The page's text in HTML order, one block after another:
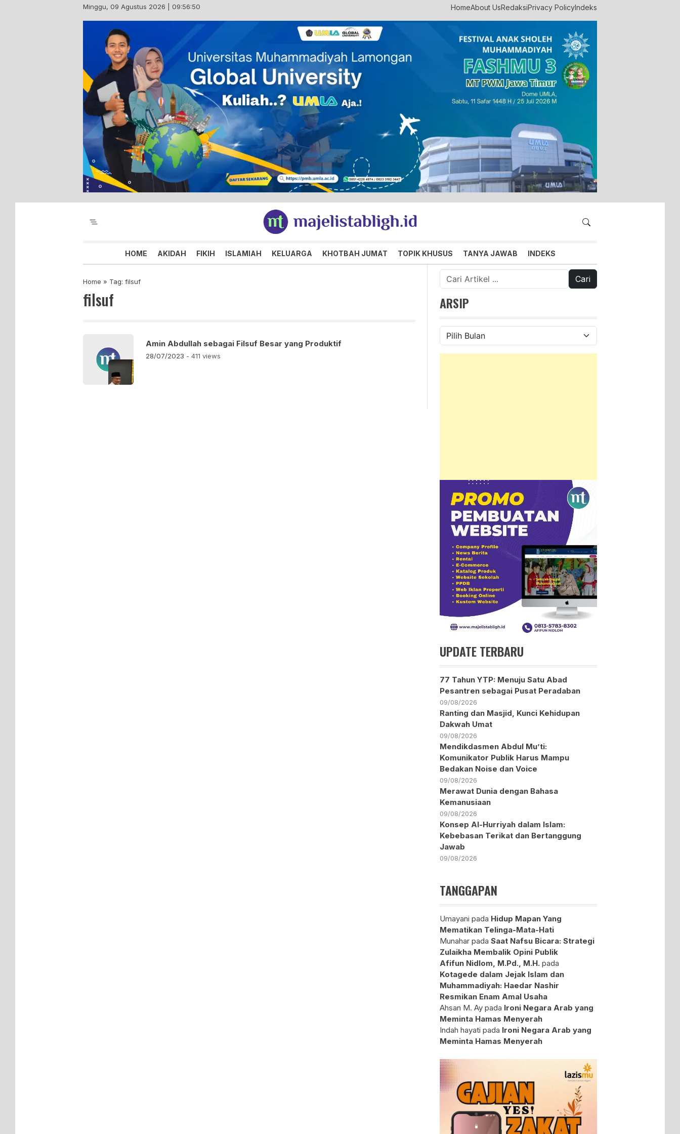
Minggu, 09 Agustus 2026 | 09:56:51 HomeAbout UsRedaksiPrivacy PolicyIndeks
Majelis Tabligh Muhammadiyah
Syiar Dakwah Islam Berkemajuan dan Menggembirakan
HOME AKIDAH FIKIH ISLAMIAH KELUARGA KHOTBAH JUMAT TOPIK KHUSUS TANYA JAWAB INDEKS
Home » Tag: filsuf
filsuf
Amin Abdullah sebagai Filsuf Besar yang Produktif
28/07/2023 - 411 views
Cari
untuk:
ARSIP
Arsip
UPDATE TERBARU
77 Tahun YTP: Menuju Satu Abad
Pesantren sebagai Pusat Peradaban
09/08/2026
Ranting dan Masjid, Kunci Kehidupan
Dakwah Umat
09/08/2026
Mendikdasmen Abdul Mu’ti:
Komunikator Publik Harus Mampu
Bedakan Noise dan Voice
09/08/2026
Merawat Dunia dengan Bahasa
Kemanusiaan
09/08/2026
Konsep Al-Hurriyah dalam Islam:
Kebebasan Terikat dan Bertanggung
Jawab
09/08/2026
TANGGAPAN
Umayani pada Hidup Mapan Yang
Mematikan Telinga-Mata-Hati
Munahar padaSaat Nafsu Bicara: Strategi
Zulaikha Membalik Opini Publik
Afifun Nidlom, M.Pd., M.H. pada
Kotagede dalam Jejak Islam dan
Muhammadiyah: Haedar Nashir
Resmikan Enam Amal Usaha
Ahsan M. Ay pada Ironi Negara Arab yang
Meminta Hamas Menyerah
Indah hayati pada Ironi Negara Arab yang
Meminta Hamas Menyerah